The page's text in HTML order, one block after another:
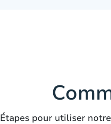
Étapes pour utiliser